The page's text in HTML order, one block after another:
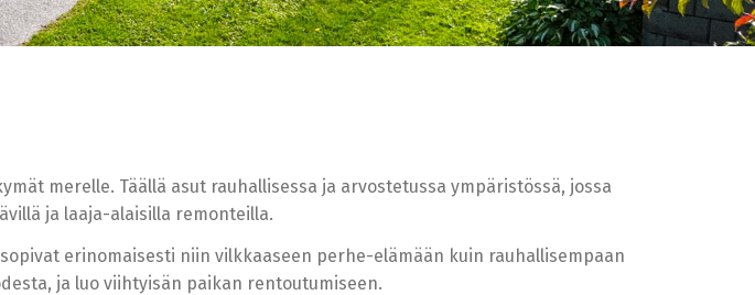
merelle. Täällä asut rauhallisessa ja arvostetussa ympäristössä, jossa
ja laaja-alaisilla remonteilla.
erinomaisesti niin vilkkaaseen perhe-elämään kuin rauhallisempaan
ja luo viihtyisän paikan rentoutumiseen.